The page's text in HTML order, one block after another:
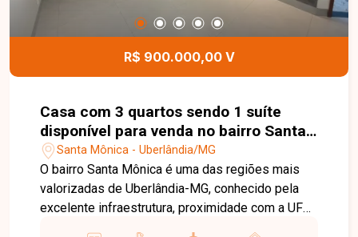
receber, no Centro, Zona Sul ou Zona Leste: Av.
João Naves de Ávila, 257 - Centro Rua Rafael
Marino Neto, 135 - Jardim Karaíba Av. Dr. Laerte
Vieira Gonçalves, 607 ? Santa Mônica
R$ 900.000,00 V
Casa com 3 quartos sendo 1 suíte
disponível para venda no bairro Santa
Mônica em Uberlândia-MG.
Santa Mônica - Uberlândia/MG
O bairro Santa Mônica é uma das regiões mais
valorizadas de Uberlândia-MG, conhecido pela
excelente infraestrutura, proximidade com a UFU,